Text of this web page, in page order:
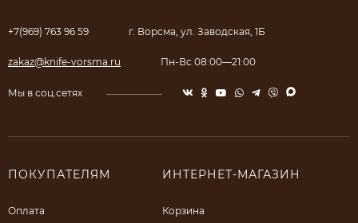
+7(969) 763 96 59 г. Ворсма, ул. Заводская, 1Б
zakaz@knife-vorsma.ru Пн-Вс 08:00—21:00
Мы в соц.сетях
ПОКУПАТЕЛЯМ
Оплата
ИНТЕРНЕТ-МАГАЗИН
Корзина